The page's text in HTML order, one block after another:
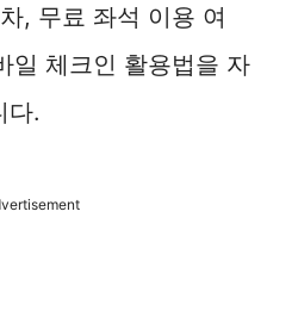
, 무료 좌석 이용 여
일 체크인 활용법을 자
다.